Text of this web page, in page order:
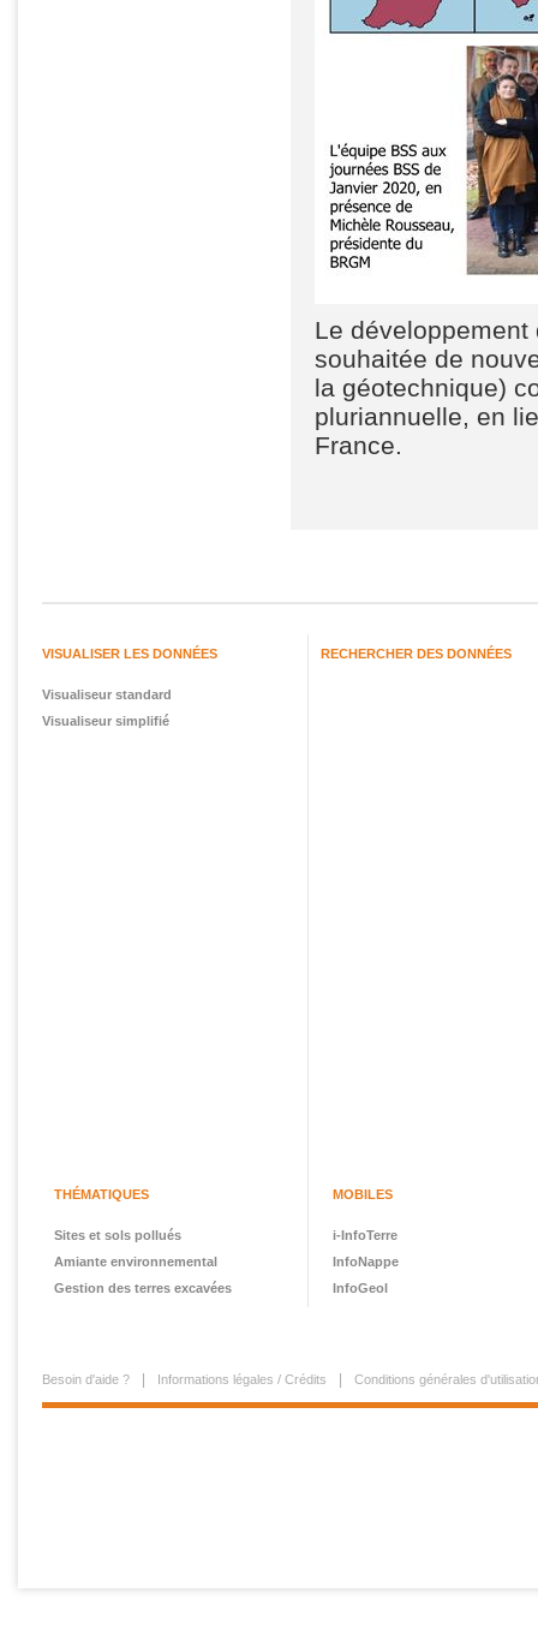
Le développement
souhaitée de
la géotechnique)
pluriannuelle, en
France.
VISUALISER LES DONNÉES
Visualiseur standard
Visualiseur simplifié
RECHERCHER DES DONNÉES
THÉMATIQUES
Sites et sols pollués
Amiante environnemental
Gestion des terres excavées
MOBILES
i-InfoTerre
InfoNappe
InfoGeol
Besoin d'aide ? Informations légales / Crédits Conditions générales